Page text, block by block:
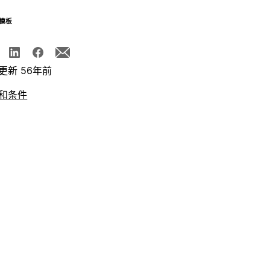
板
新 56年前
条件